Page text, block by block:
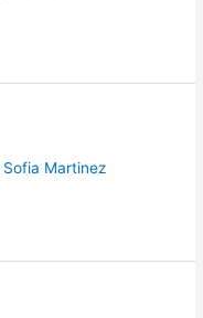
Sofia Martinez